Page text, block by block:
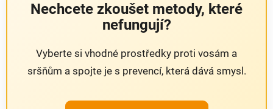
Nechcete zkoušet metody, které
nefungují?
Vyberte si vhodné prostředky proti vosám a
sršňům a spojte je s prevencí, která dává smysl.